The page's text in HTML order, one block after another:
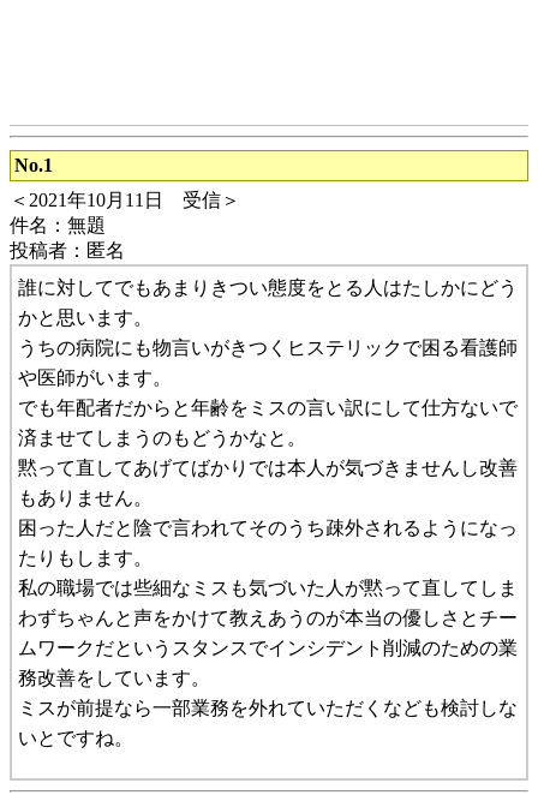
No.1
＜2021年10月11日 受信＞
件名：無題
投稿者：匿名
誰に対してでもあまりきつい態度をとる人はたしかにどう
かと思います。
うちの病院にも物言いがきつくヒステリックで困る看護師
や医師がいます。
でも年配者だからと年齢をミスの言い訳にして仕方ないで
済ませてしまうのもどうかなと。
黙って直してあげてばかりでは本人が気づきませんし改善
もありません。
困った人だと陰で言われてそのうち疎外されるようになっ
たりもします。
私の職場では些細なミスも気づいた人が黙って直してしま
わずちゃんと声をかけて教えあうのが本当の優しさとチー
ムワークだというスタンスでインシデント削減のための業
務改善をしています。
ミスが前提なら一部業務を外れていただくなども検討しな
いとですね。